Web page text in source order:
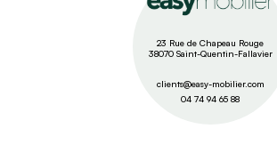
23 Rue de Chapeau Rouge
38070 Saint-Quentin-Fallavier
clients@easy-mobilier.com
04 74 94 65 88